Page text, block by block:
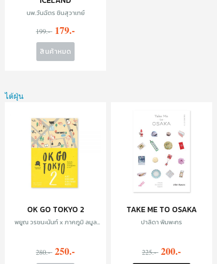
นพ.วันฉัตร ชินสุวาเทย์
199.- 179.-
สินค้าหมด
ไต้ฝุ่น
OK GO TOKYO 2
พยูณ วรชนะนันท์ x ภาคภูมิ ลมูล
280.- 250.-
TAKE ME TO OSAKA
ปาลิดา พิมพะกร
225.- 200.-